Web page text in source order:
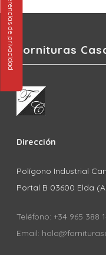
Fornituras
Dirección
Polígono Industrial
Portal B 03600 Elda
Teléfono: +34 965 388
Email: